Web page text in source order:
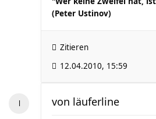
(Peter Ustinov)
Zitieren
12.04.2010, 15:59
von läuferline